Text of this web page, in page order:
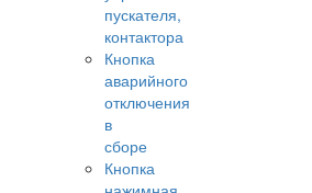
пускателя,
контактора
Кнопка
аварийного
отключения
в
сборе
Кнопка